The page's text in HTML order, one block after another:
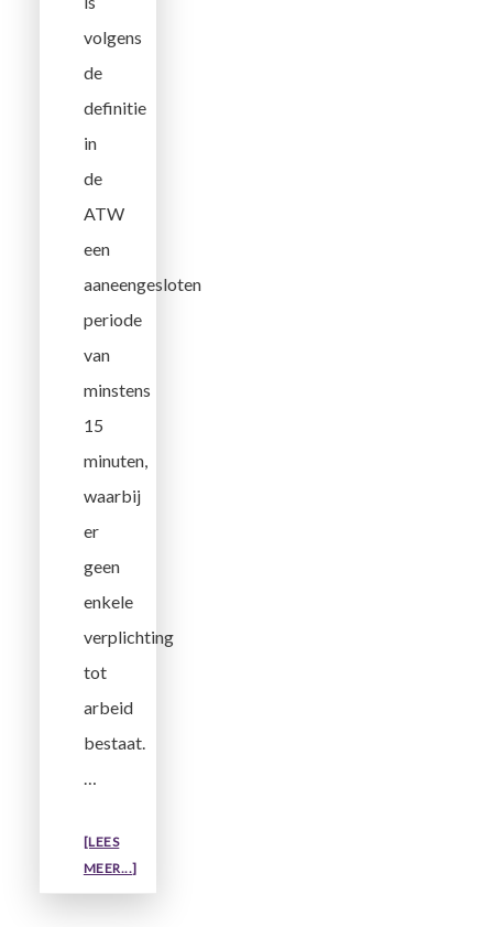
volgens
de
definitie
in
de
ATW
een
aaneengesloten
periode
van
minstens
15
minuten,
waarbij
er
geen
enkele
verplichting
tot
arbeid
bestaat.
[LEES
MEER...]OVERWAT
IS